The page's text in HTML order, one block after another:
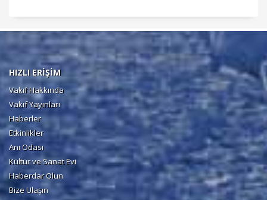
HIZLI ERİŞİM
Vakıf Hakkında
Vakıf Yayınları
Haberler
Etkinlikler
Anı Odası
Kültür ve Sanat Evi
Haberdar Olun
Bize Ulaşın